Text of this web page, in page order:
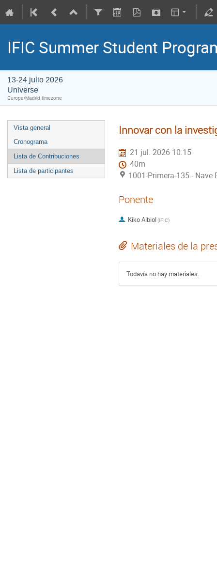
IFIC Summer Student
13-24 julio 2026
Universe
Europe/Madrid timezone
Vista general
Cronograma
Lista de Contribuciones
Lista de participantes
Innovar con la
21 jul. 2026 10:15
40m
1001-Primera-135 -
Ponente
Kiko Albiol(IFIC)
Materiales de la
Todavía no hay materiales.